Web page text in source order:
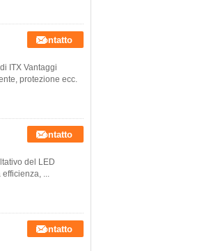
Contatto
ITX Vantaggi
protezione ecc.
Contatto
del LED
...
Contatto